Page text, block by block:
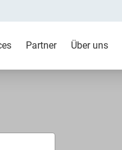
Partner Über uns